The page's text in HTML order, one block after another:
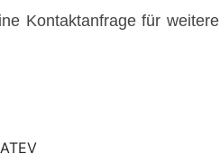
Kontaktanfrage für weitere